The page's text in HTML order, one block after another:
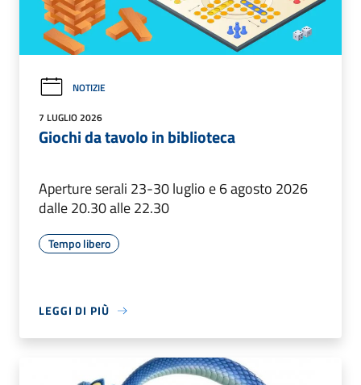
NOTIZIE
7 LUGLIO 2026
Giochi da tavolo in biblioteca
Aperture serali 23-30 luglio e 6 agosto 2026
dalle 20.30 alle 22.30
Tempo libero
LEGGI DI PIÙ